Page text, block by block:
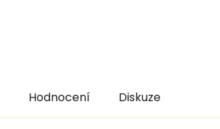
Hodnocení Diskuze